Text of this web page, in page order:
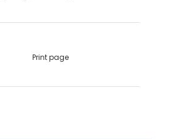
Print page